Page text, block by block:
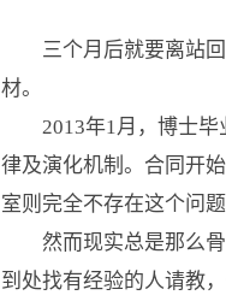
三个月后就要离站回
材。
2013年1月，博士毕业
律及演化机制。合同开
室则完全不存在这个问
然而现实总是那么骨
到处找有经验的人请教